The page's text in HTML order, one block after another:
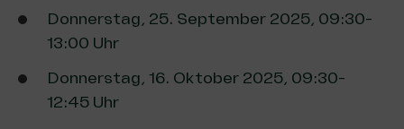
Donnerstag, 25. September 2025, 09:30-
13:00 Uhr
Donnerstag, 16. Oktober 2025, 09:30-
12:45 Uhr